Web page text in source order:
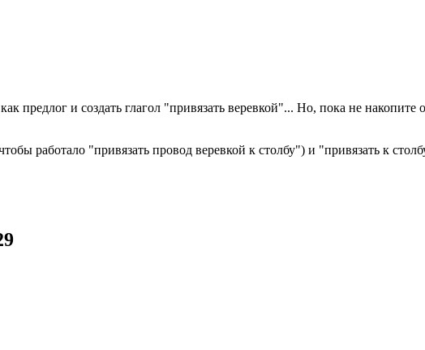
предлог и создать глагол "привязать веревкой"... Но, пока не
работало "привязать провод веревкой к столбу") и "привязать к